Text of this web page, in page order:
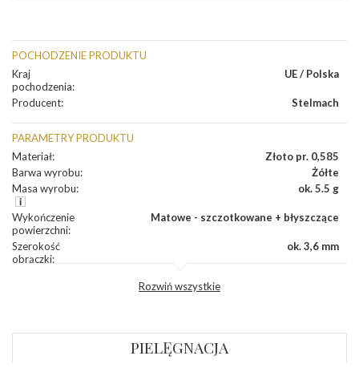
POCHODZENIE PRODUKTU
Kraj
pochodzenia:
UE / Polska
Producent: Stelmach
PARAMETRY PRODUKTU
Materiał:
Złoto pr. 0,585
Barwa wyrobu:
Żółte
Masa wyrobu: ok. 5.5 g
Wykończenie
powierzchni:
Matowe - szczotkowane + błyszczące
Szerokość
obrączki:
ok. 3,6 mm
Rozwiń wszystkie
PIELĘGNACJA